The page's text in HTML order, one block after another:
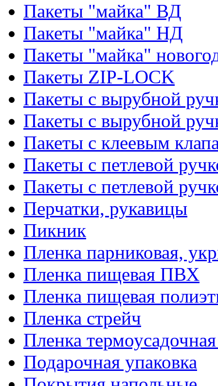
Пакеты "майка" ВД
Пакеты "майка" НД
Пакеты "майка"
Пакеты ZIP-LOCK
Пакеты с вырубной
Пакеты с вырубной
Пакеты с клеевым
Пакеты с петлевой
Пакеты с петлевой
Перчатки, рукавицы
Пикник
Пленка парниковая,
Пленка пищевая ПВХ
Пленка пищевая
Пленка стрейч
Пленка
Подарочная упаковка